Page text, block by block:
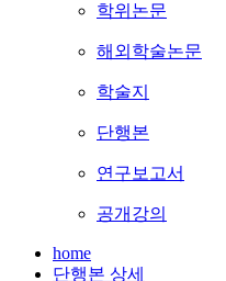
학위논문
해외학술논문
학술지
단행본
연구보고서
공개강의
home
단행본 상세